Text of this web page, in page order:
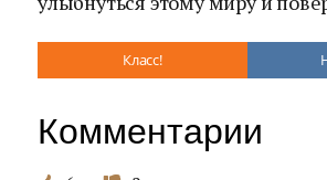
Класс!
Комментарии